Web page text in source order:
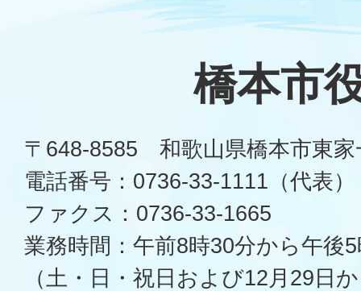
橋本市
〒648-8585 和歌山県橋本市東家
電話番号：0736-33-1111（代表）
ファクス：0736-33-1665
業務時間：午前8時30分から午後
（土・日・祝日および12月29日